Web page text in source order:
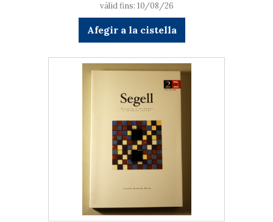
vàlid fins: 10/08/26
Afegir a la cistella